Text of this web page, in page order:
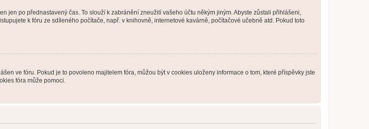
jen po přednastavený čas. To slouží k zabránění zneužití vašeho účtu někým jiným. Abyste zůstali přihlášeni,
k fóru ze sdíleného počítače, např. v knihovně, internetové kavárně, počítačové učebně atd. Pokud toto
ve fóru. Pokud je to povoleno majitelem fóra, můžou být v cookies uloženy informace o tom, které příspěvky jste
fóra může pomoci.